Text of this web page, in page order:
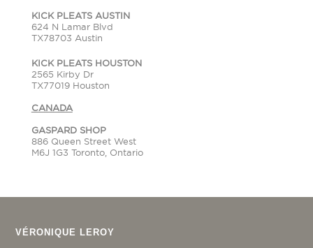
KICK PLEATS AUSTIN
624 N Lamar Blvd
TX78703 Austin
KICK PLEATS HOUSTON
2565 Kirby Dr
TX77019 Houston
CANADA
GASPARD SHOP
886 Queen Street West
M6J 1G3 Toronto, Ontario
VÉRONIQUE LEROY